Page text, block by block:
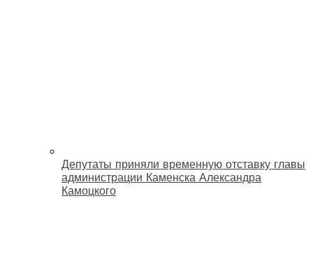
Депутаты приняли временную отставку главы
администрации Каменска Александра
Камоцкого